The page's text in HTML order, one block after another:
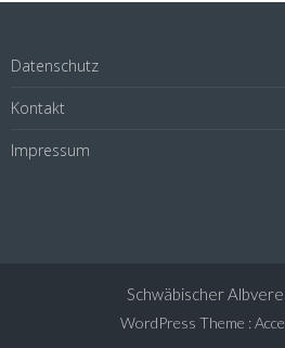
Datenschutz
Kontakt
Impressum
Schwäbischer
WordPress Theme :